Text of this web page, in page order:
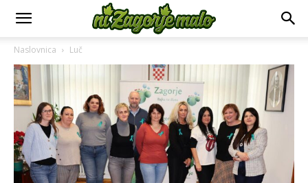
Naslovnica Luč